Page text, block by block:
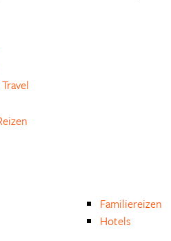
Familiereizen
Hotels